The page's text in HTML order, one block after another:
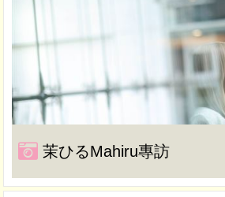
茉ひるMahiru專訪